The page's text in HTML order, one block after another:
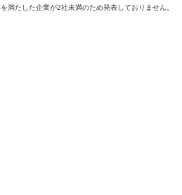
満たした企業が2社未満のため発表しておりません。